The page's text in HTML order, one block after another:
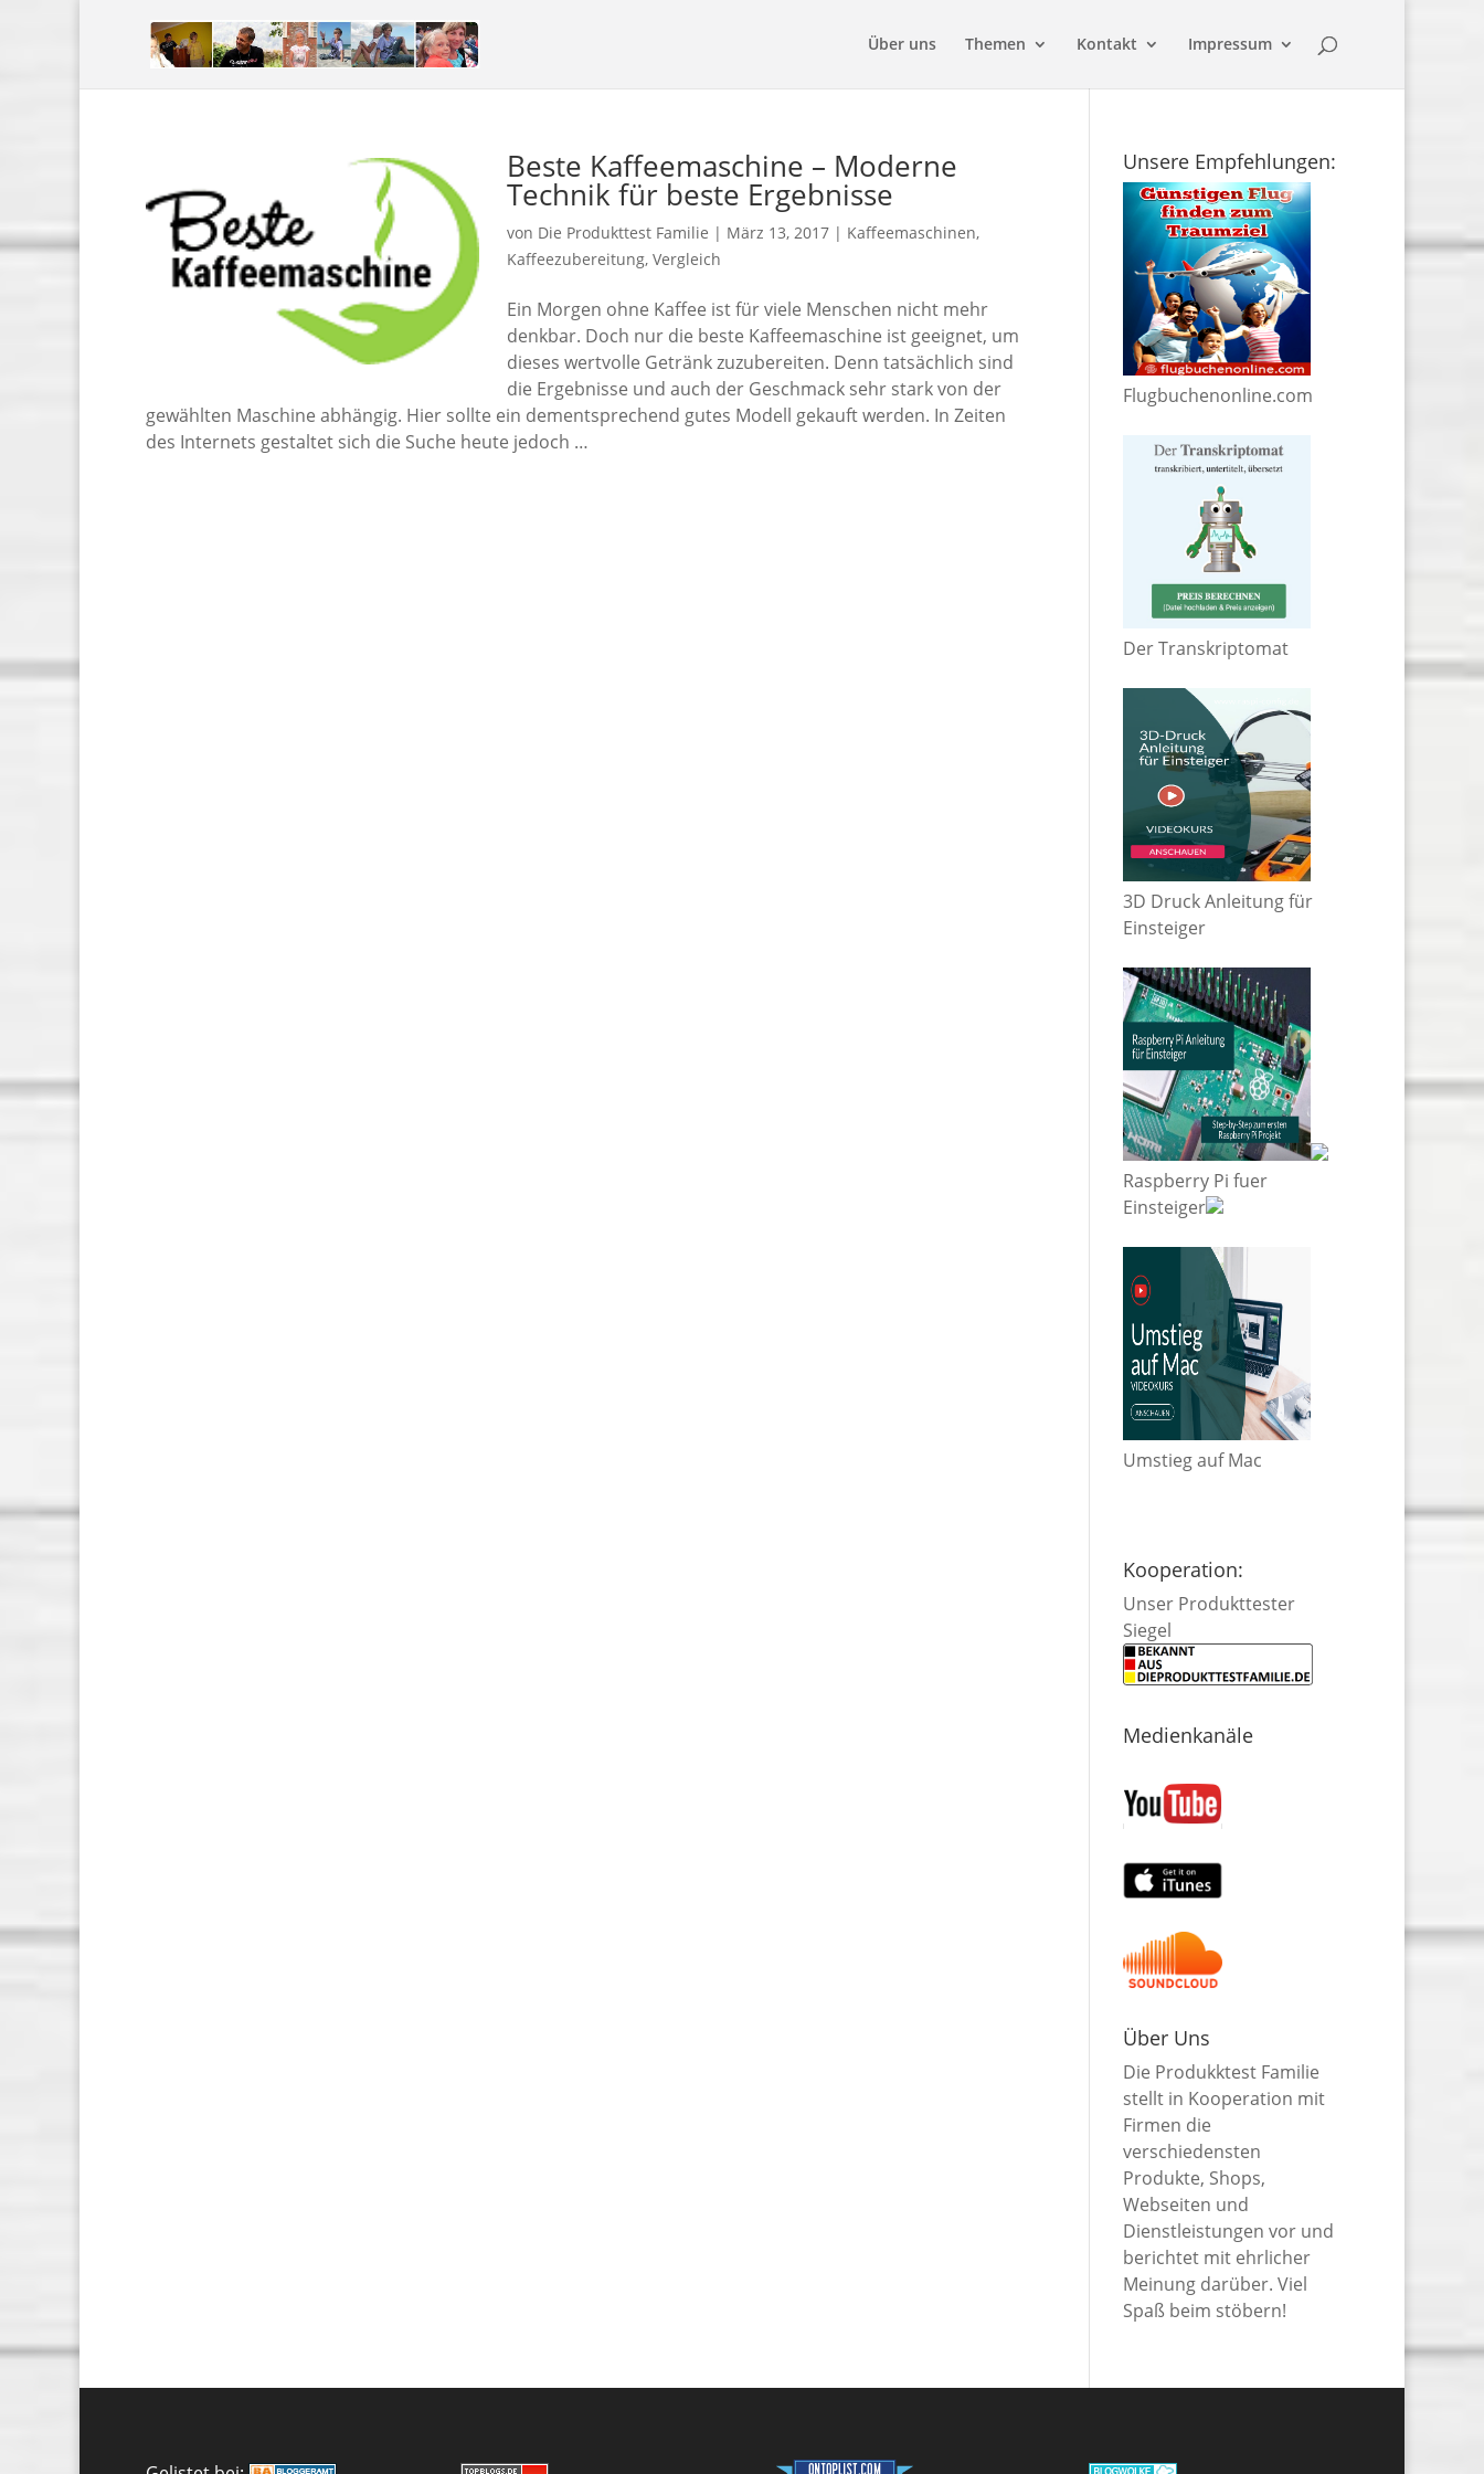
Über uns Themen Kontakt Impressum
Beste Kaffeemaschine – Moderne
Technik für beste Ergebnisse
von Die Produkttest Familie | März 13, 2017 | Kaffeemaschinen,
Kaffeezubereitung,Vergleich
Ein Morgen ohne Kaffee ist für viele Menschen nicht mehr
denkbar. Doch nur die beste Kaffeemaschine ist geeignet, um
dieses wertvolle Getränk zuzubereiten. Denn tatsächlich sind
die Ergebnisse und auch der Geschmack sehr stark von der
gewählten Maschine abhängig. Hier sollte ein dementsprechend gutes Modell gekauft werden. In Zeiten
des Internets gestaltet sich die Suche heute jedoch …
Unsere Empfehlungen:
Flugbuchenonline.com
Der Transkriptomat
3D Druck Anleitung für
Einsteiger
Raspberry Pi fuer
Einsteiger
Umstieg auf Mac
Kooperation:
Unser Produkttester
Siegel
Medienkanäle
Über Uns
Die Produkktest Familie
stellt in Kooperation mit
Firmen die
verschiedensten
Produkte, Shops,
Webseiten und
Dienstleistungen vor und
berichtet mit ehrlicher
Meinung darüber. Viel
Spaß beim stöbern!